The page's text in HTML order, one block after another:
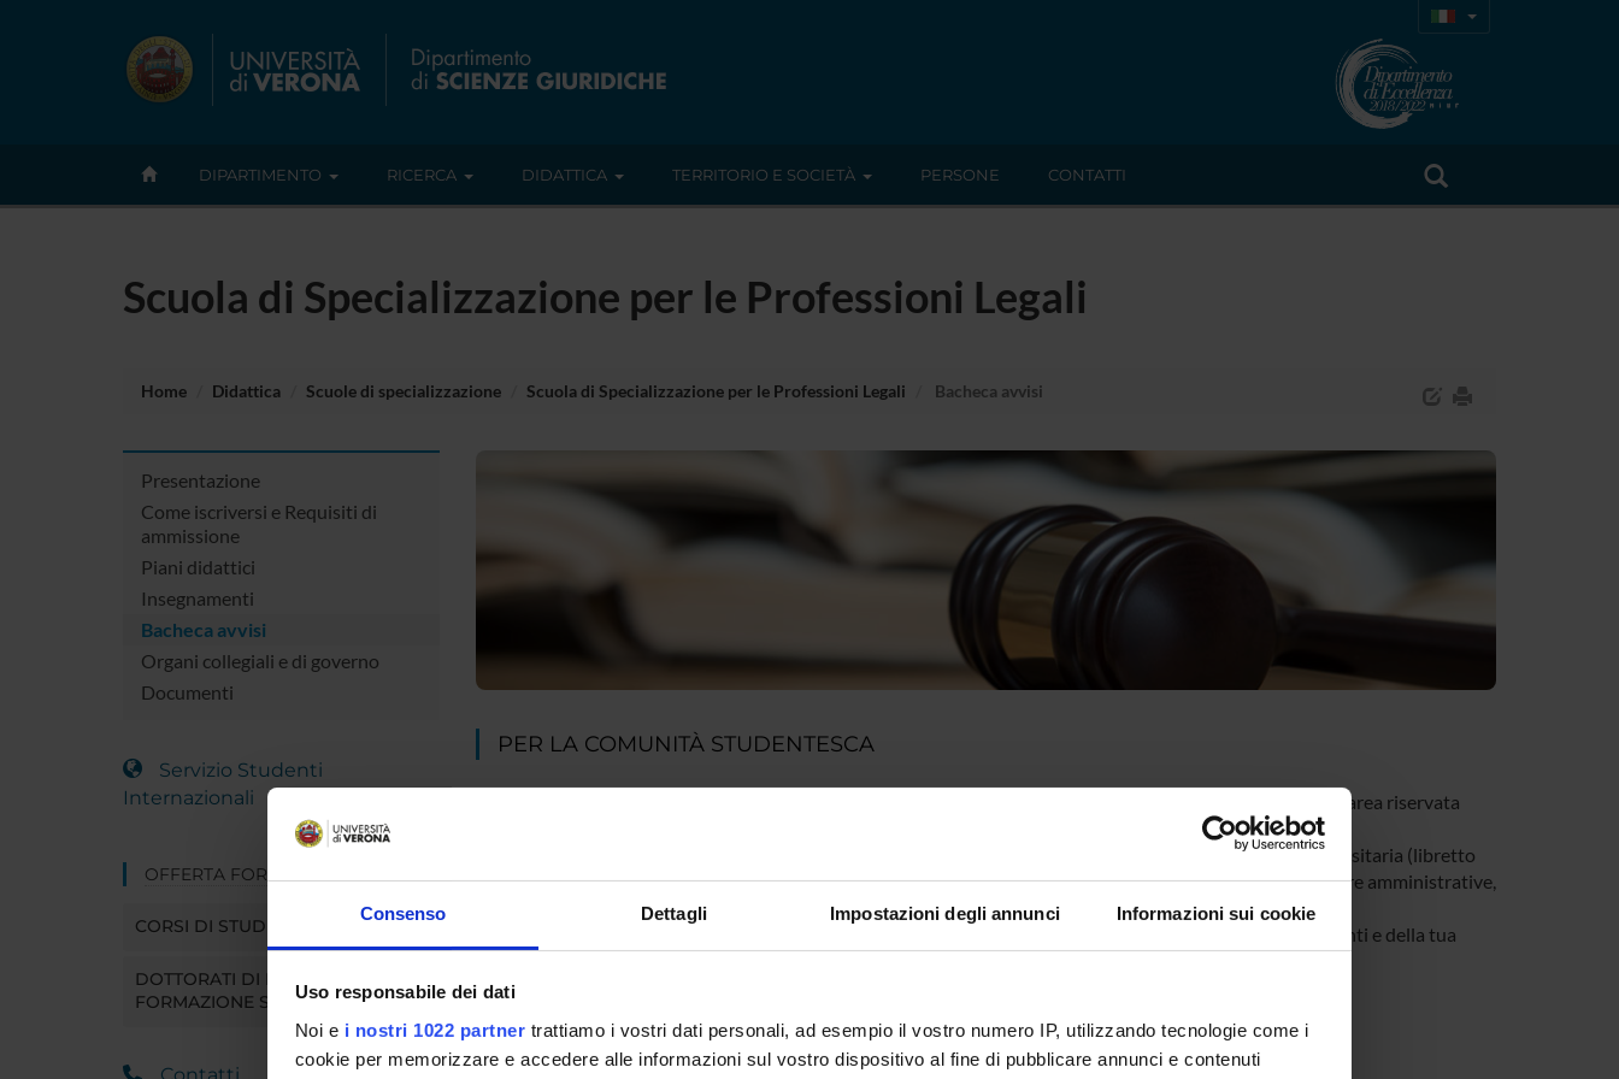
Consenso Dettagli Impostazioni degli annunci Informazioni sui cookie
Uso responsabile dei dati
Noi e i nostri 1022 partner trattiamo i vostri dati personali, ad esempio il vostro numero IP, utilizzando tecnologie come i
cookie per memorizzare e accedere alle informazioni sul vostro dispositivo al fine di pubblicare annunci e contenuti
DIPARTIMENTO RICERCA DIDATTICA TERRITORIO E SOCIETÀ PERSONE CONTATTI
Scuola di Specializzazione per le Professioni Legali
Home Didattica Scuole di specializzazione Scuola di Specializzazione per le Professioni Legali Bacheca avvisi
Presentazione
Come iscriversi e Requisiti di
ammissione
Piani didattici
Insegnamenti
Bacheca avvisi
Organi collegiali e di governo
Documenti
Servizio Studenti
Internazionali
OFFERTA FORMATIVA
CORSI DI STUDIO
DOTTORATI DI RICERCA E
FORMAZIONE SUPERIORE
PER LA COMUNITÀ STUDENTESCA
Se sei già iscritta/o a un corso di studio, puoi consultare tutti gli avvisi relativi al tuo corso di studi nella tua area riservata
In questo portale potrai visualizzare informazioni, risorse e servizi utili che riguardano la tua carriera universitaria (libretto
online, gestione della carriera Esse3, corsi e-learning, email istituzionale, modulistica di segreteria, procedure amministrative,
Entra in MyUnivr con le tue credenziali GIA: solo così potrai ricevere notifica di tutti gli avvisi dei tuoi docenti e della tua
MYUNIVR